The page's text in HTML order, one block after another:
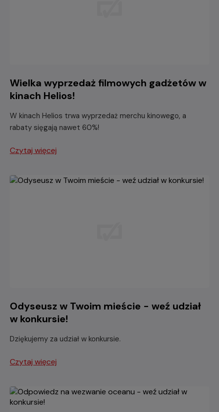
Wielka wyprzedaż filmowych gadżetów w
kinach Helios!
W kinach Helios trwa wyprzedaż merchu kinowego, a
rabaty sięgają nawet 60%!
Czytaj więcej
Odyseusz w Twoim mieście - weź udział
w konkursie!
Dziękujemy za udział w konkursie.
Czytaj więcej